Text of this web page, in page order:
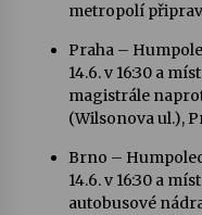
Za
odkaz
13. 7.
Želiv
3. 7.
metropolí
Praha –
14.6. v 16:30 a
magistrále
(Wilsonova ul.),
Brno –
14.6. v 16:30 a
autobusové